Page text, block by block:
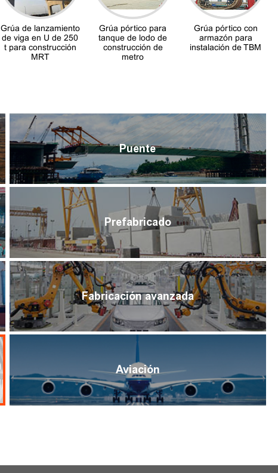
Grúa de lanzamiento
de viga en U de 250
t para construcción
MRT
Grúa pórtico para
tanque de lodo de
construcción de
metro
Grúa pórtico con
armazón para
instalación de TBM
Puente
Prefabricado
Fabricación avanzada
Aviación